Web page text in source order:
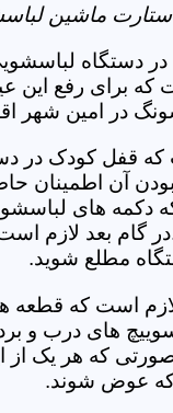
ماشین
در دستگاه
که برای رفع این
در امین شهر
که قفل کودک در
آن اطمینان
دکمه های
گام بعد لازم
مطلع شوید.
است که قطعه
های درب و
که هر یک از
که عوض شوند.